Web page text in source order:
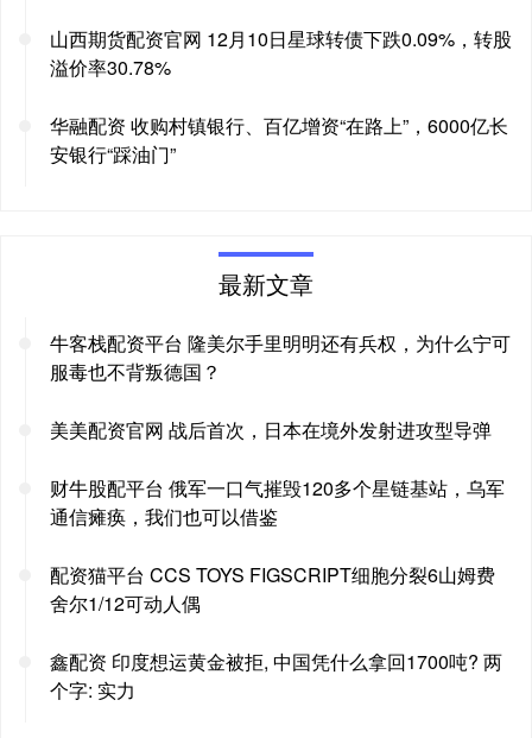
山西期货配资官网 12月10日星球转债下跌0.09%，转股
溢价率30.78%
华融配资 收购村镇银行、百亿增资“在路上”，6000亿长
安银行“踩油门”
最新文章
牛客栈配资平台 隆美尔手里明明还有兵权，为什么宁可
服毒也不背叛德国？
美美配资官网 战后首次，日本在境外发射进攻型导弹
财牛股配平台 俄军一口气摧毁120多个星链基站，乌军
通信瘫痪，我们也可以借鉴
配资猫平台 CCS TOYS FIGSCRIPT细胞分裂6山姆费
舍尔1/12可动人偶
鑫配资 印度想运黄金被拒, 中国凭什么拿回1700吨? 两
个字: 实力